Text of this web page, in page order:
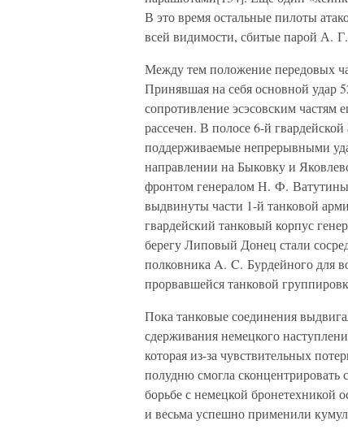
В это время остальные пилоты
всей видимости, сбитые парой А.
Между тем положение передовых
Принявшая на себя основной удар
сопротивление эсэсовским частям
рассечен. В полосе 6-й
поддерживаемые непрерывными
направлении на Быковку и
фронтом генералом Н. Ф.
выдвинуты части 1-й танковой
гвардейский танковый корпус
берегу Липовый Донец стали
полковника A. C. Бурдейного для
прорвавшейся танковой
Пока танковые соединения
сдерживания немецкого
которая из-за чувствительных
полудню смогла
борьбе с немецкой бронетехникой
и весьма успешно применили